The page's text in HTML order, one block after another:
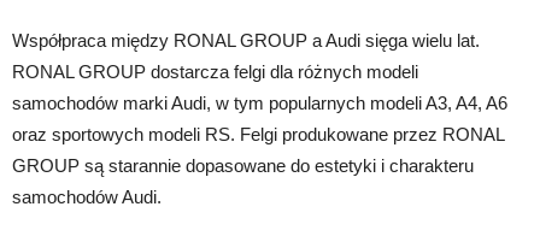
Współpraca między RONAL GROUP a Audi sięga wielu lat.
RONAL GROUP dostarcza felgi dla różnych modeli
samochodów marki Audi, w tym popularnych modeli A3, A4, A6
oraz sportowych modeli RS. Felgi produkowane przez RONAL
GROUP są starannie dopasowane do estetyki i charakteru
samochodów Audi.